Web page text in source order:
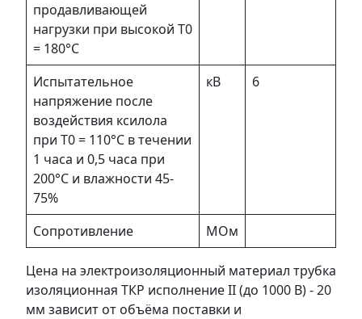
продавливающей
нагрузки при высокой Т0
= 180°С
Испытательное
напряжение после
воздействия ксилола
при Т0 = 110°С в течении
1 часа и 0,5 часа при
200°С и влажности 45-
75%
кВ 6
Сопротивление МОм
Цена на электроизоляционный материал трубка
изоляционная ТКР исполнение II (до 1000 В) - 20
мм зависит от объёма поставки и